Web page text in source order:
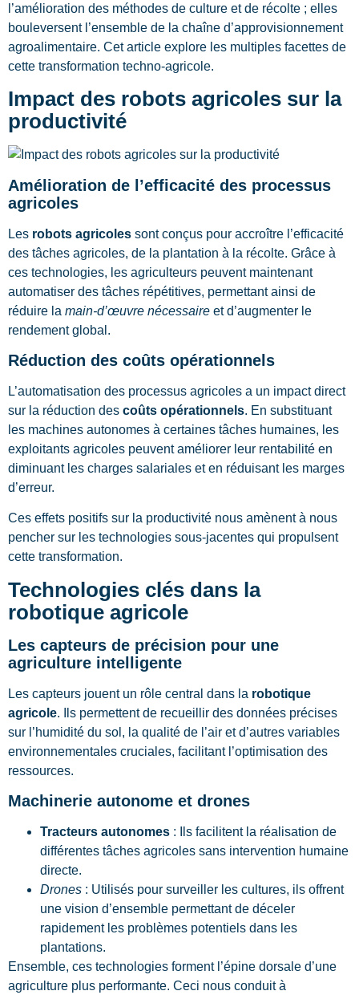
l’amélioration des méthodes de culture et de récolte ; elles
bouleversent l’ensemble de la chaîne d’approvisionnement
agroalimentaire. Cet article explore les multiples facettes de
cette transformation techno-agricole.
Impact des robots agricoles sur la
productivité
Amélioration de l’efficacité des processus
agricoles
Les robots agricoles sont conçus pour accroître l’efficacité
des tâches agricoles, de la plantation à la récolte. Grâce à
ces technologies, les agriculteurs peuvent maintenant
automatiser des tâches répétitives, permettant ainsi de
réduire la main-d’œuvre nécessaire et d’augmenter le
rendement global.
Réduction des coûts opérationnels
L’automatisation des processus agricoles a un impact direct
sur la réduction des coûts opérationnels. En substituant
les machines autonomes à certaines tâches humaines, les
exploitants agricoles peuvent améliorer leur rentabilité en
diminuant les charges salariales et en réduisant les marges
d’erreur.
Ces effets positifs sur la productivité nous amènent à nous
pencher sur les technologies sous-jacentes qui propulsent
cette transformation.
Technologies clés dans la
robotique agricole
Les capteurs de précision pour une
agriculture intelligente
Les capteurs jouent un rôle central dans la robotique
agricole. Ils permettent de recueillir des données précises
sur l’humidité du sol, la qualité de l’air et d’autres variables
environnementales cruciales, facilitant l’optimisation des
ressources.
Machinerie autonome et drones
Tracteurs autonomes : Ils facilitent la réalisation de
différentes tâches agricoles sans intervention humaine
directe.
Drones : Utilisés pour surveiller les cultures, ils offrent
une vision d’ensemble permettant de déceler
rapidement les problèmes potentiels dans les
plantations.
Ensemble, ces technologies forment l’épine dorsale d’une
agriculture plus performante. Ceci nous conduit à